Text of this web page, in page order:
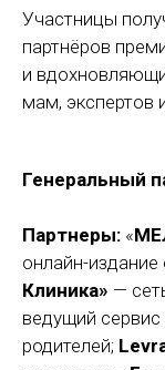
Участницы
партнёров
и
мам, экспертов
Генеральный
Партнеры: «
онлайн-издание
Клиника» —
ведущий
родителей;